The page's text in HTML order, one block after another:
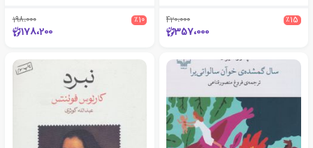
٪15 420،000
357،000
٪10 198،000
178،200